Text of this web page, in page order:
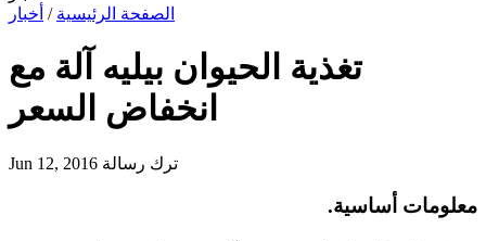
الصفحة الرئيسية / أخبار
تغذية الحيوان بيليه آلة مع
انخفاض السعر
Jun 12, 2016 ترك رسالة
معلومات أساسية.